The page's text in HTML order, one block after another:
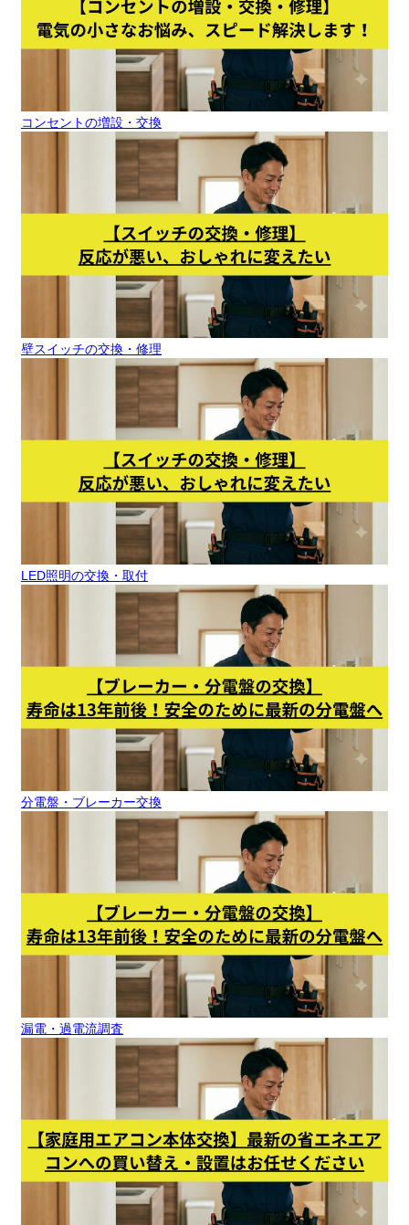
コンセントの増設・交換
壁スイッチの交換・修理
LED照明の交換・取付
分電盤・ブレーカー交換
漏電・過電流調査